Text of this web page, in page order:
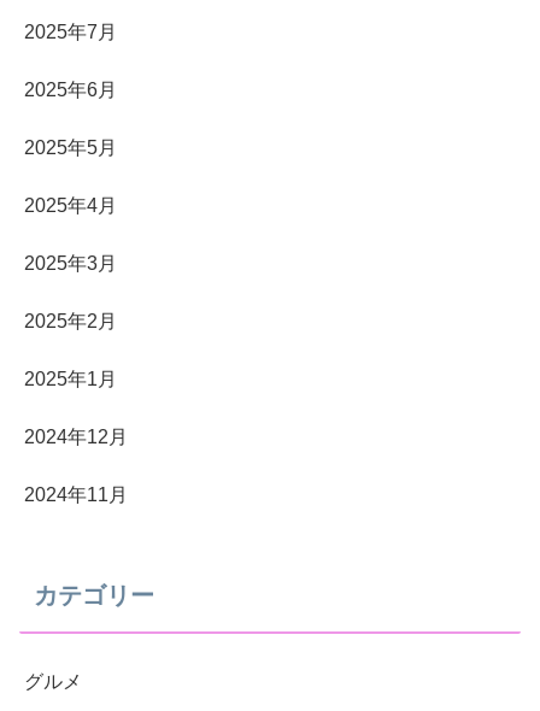
2025年7月
2025年6月
2025年5月
2025年4月
2025年3月
2025年2月
2025年1月
2024年12月
2024年11月
カテゴリー
グルメ